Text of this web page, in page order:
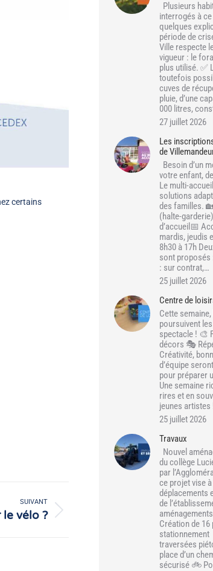
certains
SUIVANT
vélo ?
Plusieurs
interrogés à
quelques
période de
Ville respecte
vigueur : le
plus utilisé. ✅
toutefois
cuves de
pluie, d’une
000 litres,
27 juillet 2026
Les
de
Besoin d’un
votre enfant,
Le multi-
solutions
des familles.
(halte-
d’accueil📅
mardis, jeudis
8h30 à 17h
sont proposés
: sur contrat,…
25 juillet 2026
Centre de
Cette
poursuivent
spectacle ! 🎨
décors 🎭
Créativité,
d’équipe
pour préparer
Une semaine
rires et en
jeunes artistes
25 juillet 2026
Travaux
Nouvel
du collège
par
ce projet vise
déplacements
de
Création de 16
stationnement
traversées
place d’un
sécurisé 🚲